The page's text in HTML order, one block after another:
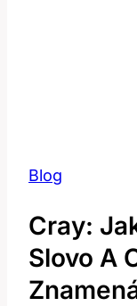
Blog
Cray:
Slovo A